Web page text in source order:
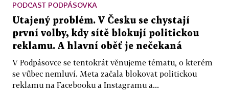
PODCAST PODPÁSOVKA
Utajený problém. V Česku se chystají
první volby, kdy sítě blokují politickou
reklamu. A hlavní oběť je nečekaná
V Podpásovce se tentokrát věnujeme tématu, o kterém
se vůbec nemluví. Meta začala blokovat politickou
reklamu na Facebooku a Instagramu a...